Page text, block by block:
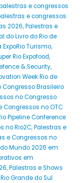
e congressos
e congressos
2026,Palestras e
do Livro do Rio de
Turismo,
Rio Expofood,
& Security,
Week Rio de
Congresso Brasileiro
no Congresso
Congressos no OTC
Pipeline Conference
no Rio2C,Palestras e
e Congressos no
Mundo 2026 em
em
,Palestras e Shows
Grande do Sul